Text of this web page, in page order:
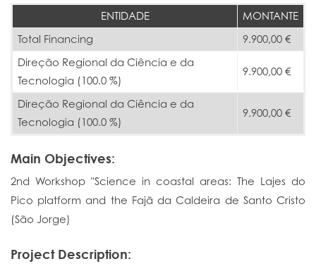
ENTIDADE
MONTANTE
Total Financing
9.900,00 €
Direção Regional da Ciência e da
Tecnologia (100.0 %)
9.900,00 €
Direção Regional da Ciência e da
Tecnologia (100.0 %)
9.900,00 €
Main Objectives:
2nd Workshop "Science in coastal areas: The Lajes do
Pico platform and the Fajã da Caldeira de Santo Cristo
(São Jorge)
Project Description: